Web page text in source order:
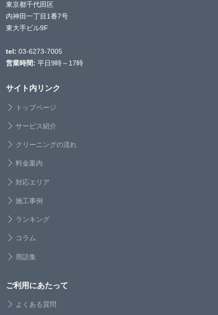
東京都千代田区
内神田一丁目1番7号
東大手ビル9F
tel: 03-6273-7005
営業時間: 平日9時～17時
サイト内リンク
トップページ
サービス紹介
クリーニングの流れ
料金案内
対応エリア
施工事例
ランキング
コラム
用語集
ご利用にあたって
よくある質問